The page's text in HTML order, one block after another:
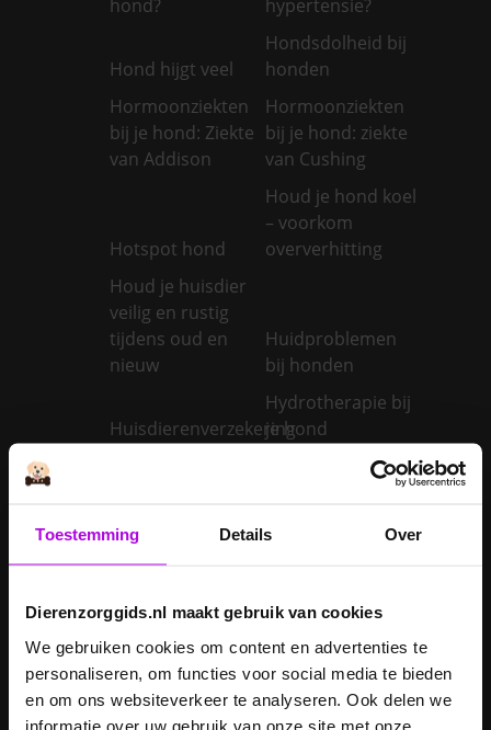
Toestemming Details Over
Dierenzorggids.nl maakt gebruik van cookies
We gebruiken cookies om content en advertenties te
personaliseren, om functies voor social media te bieden
en om ons websiteverkeer te analyseren. Ook delen we
informatie over uw gebruik van onze site met onze
hond?
hypertensie?
Hond hijgt veel
Hondsdolheid bij
honden
Hormoonziekten
bij je hond: Ziekte
van Addison
Hormoonziekten
bij je hond: ziekte
van Cushing
Hotspot hond
Houd je hond koel
– voorkom
oververhitting
Houd je huisdier
veilig en rustig
tijdens oud en
nieuw
Huidproblemen
bij honden
Huisdierenverzekering
Hydrotherapie bij
je hond
behandeling van
een te snel
schildklier
oorzaken en
schildklier
Inentingen hond
Is een kerstboom
giftig voor
honden?